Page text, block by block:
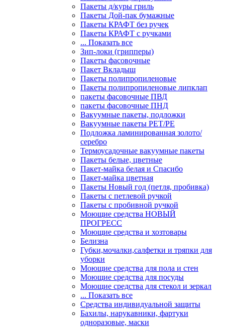
Пакеты д/куры гриль
Пакеты Дой-пак бумажные
Пакеты КРАФТ без ручек
Пакеты КРАФТ с ручками
... Показать все
Зип-локи (грипперы)
Пакеты фасовочные
Пакет Вкладыш
Пакеты полипропиленовые
Пакеты полипропиленовые липклап
пакеты фасовочные ПВД
пакеты фасовочные ПНД
Вакуумные пакеты, подложки
Вакуумные пакеты РЕТ/РЕ
Подложка ламинированная золото/
серебро
Термоусадочные вакуумные пакеты
Пакеты белые, цветные
Пакет-майка белая и Спасибо
Пакет-майка цветная
Пакеты Новый год (петля, пробивка)
Пакеты с петлевой ручкой
Пакеты с пробивной ручкой
Моющие средства НОВЫЙ
ПРОГРЕСС
Моющие средства и хозтовары
Белизна
Губки,мочалки,салфетки и тряпки для
уборки
Моющие средства для пола и стен
Моющие средства для посуды
Моющие средства для стекол и зеркал
... Показать все
Средства индивидуальной защиты
Бахилы, нарукавники, фартуки
одноразовые, маски